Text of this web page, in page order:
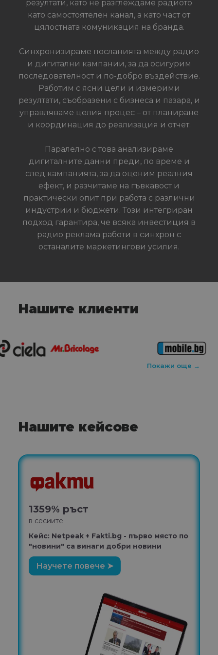
резултати, като не разглеждаме радиото
като самостоятелен канал, а като част от
цялостната комуникация на бранда.
Синхронизираме посланията между радио
и дигитални кампании, за да осигурим
последователност и по-добро въздействие.
Работим с ясни цели и измерими
резултати, съобразени с бизнеса и пазара, и
управляваме целия процес – от планиране
и координация до реализация и отчет.
Паралелно с това анализираме
дигиталните данни преди, по време и
след кампанията, за да оценим реалния
ефект, и разчитаме на гъвкавост и
практически опит при работа с различни
индустрии и бюджети. Този интегриран
подход гарантира, че всяка инвестиция в
радио реклама работи в синхрон с
останалите маркетингови усилия.
Нашите клиенти
Покажи още →
Нашите кейсове
1359% ръст
в сесиите
Кейс: Netpeak + Fakti.bg - първо място по
"новини" са винаги добри новини
Научете повече ➤